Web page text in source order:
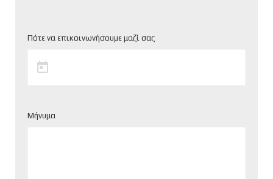
Πότε να επικοινωνήσουμε μαζί σας
Μήνυμα